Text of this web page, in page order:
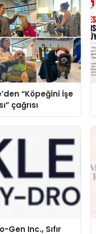
“Köpeğini İşe
çağrısı
Gen Inc., Sıfır